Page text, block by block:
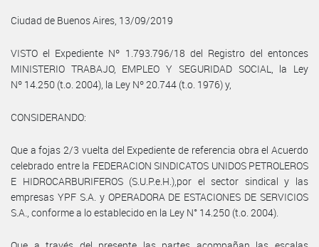
Ciudad de Buenos Aires, 13/09/2019
VISTO el Expediente Nº 1.793.796/18 del Registro del entonces
MINISTERIO TRABAJO, EMPLEO Y SEGURIDAD SOCIAL, la Ley
Nº 14.250 (t.o. 2004), la Ley Nº 20.744 (t.o. 1976) y,
CONSIDERANDO:
Que a fojas 2/3 vuelta del Expediente de referencia obra el Acuerdo
celebrado entre la FEDERACION SINDICATOS UNIDOS PETROLEROS
E HIDROCARBURIFEROS (S.U.P.e.H.),por el sector sindical y las
empresas YPF S.A. y OPERADORA DE ESTACIONES DE SERVICIOS
S.A., conforme a lo establecido en la Ley N° 14.250 (t.o. 2004).